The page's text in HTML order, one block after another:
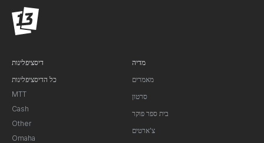
דיסציפלינות
כל הדיסציפלינות
MTT
Cash
Other
Omaha
מדיה
מאמרים
סרטון
בית ספר פוקר
צ'ארטים